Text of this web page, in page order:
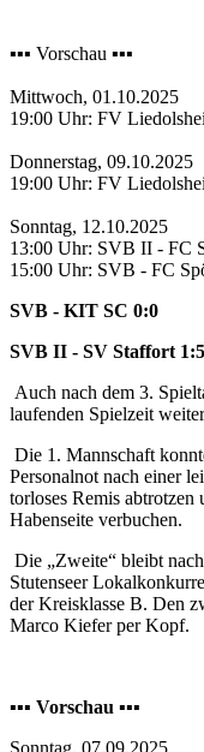
▪️▪️▪️ Vorschau ▪️▪️▪️
Mittwoch, 01.10.2025
19:00 Uhr: FV
Donnerstag, 09.10.2025
19:00 Uhr: FV
Sonntag, 12.10.2025
13:00 Uhr: SVB II - FC
15:00 Uhr: SVB - FC
SVB - KIT SC 0:0
SVB II - SV Staffort
Auch nach dem 3.
laufenden Spielzeit
Die 1. Mannschaft
Personalnot nach einer
torloses Remis
Habenseite verbuchen.
Die „Zweite“ bleibt
Stutenseer
der Kreisklasse B. Den
Marco Kiefer per Kopf.
▪️▪️▪️ Vorschau ▪️▪️▪️
Sonntag, 07.09.2025